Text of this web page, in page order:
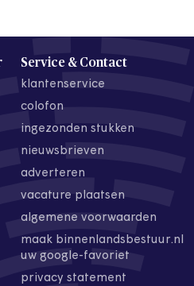
Service & Contact
klantenservice
colofon
ingezonden stukken
nieuwsbrieven
adverteren
vacature plaatsen
algemene voorwaarden
maak binnenlandsbestuur.nl
uw google-favoriet
privacy statement